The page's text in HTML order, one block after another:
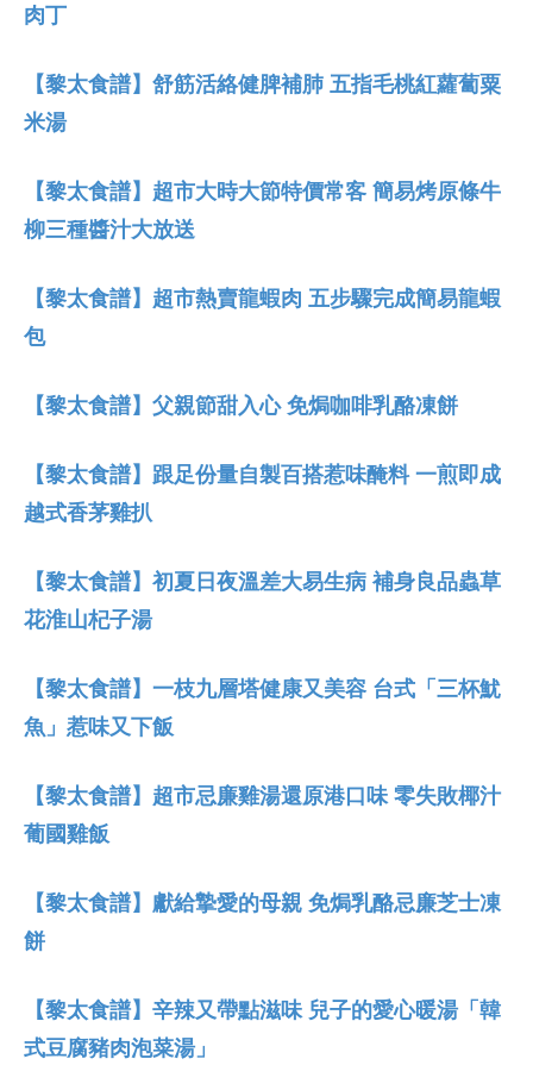
肉丁
【黎太食譜】舒筋活絡健脾補肺 五指毛桃紅蘿蔔粟
米湯
【黎太食譜】超市大時大節特價常客 簡易烤原條牛
柳三種醬汁大放送
【黎太食譜】超市熱賣龍蝦肉 五步驟完成簡易龍蝦
包
【黎太食譜】父親節甜入心 免焗咖啡乳酪凍餅
【黎太食譜】跟足份量自製百搭惹味醃料 一煎即成
越式香茅雞扒
【黎太食譜】初夏日夜溫差大易生病 補身良品蟲草
花淮山杞子湯
【黎太食譜】一枝九層塔健康又美容 台式「三杯魷
魚」惹味又下飯
【黎太食譜】超市忌廉雞湯還原港口味 零失敗椰汁
葡國雞飯
【黎太食譜】獻給摯愛的母親 免焗乳酪忌廉芝士凍
餅
【黎太食譜】辛辣又帶點滋味 兒子的愛心暖湯「韓
式豆腐豬肉泡菜湯」